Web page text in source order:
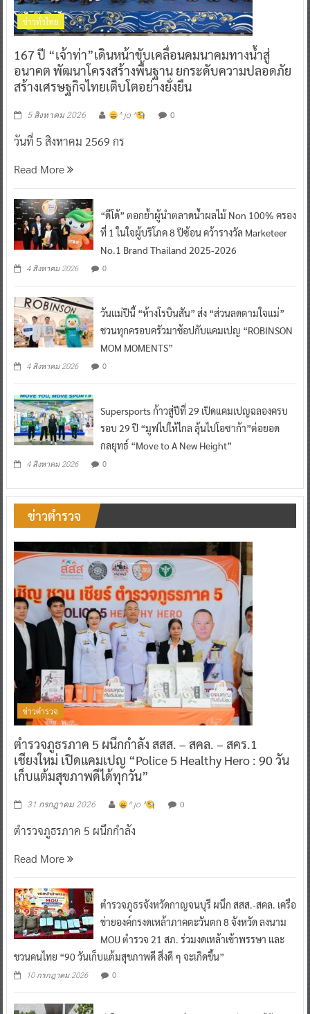
ข่าวทั่วไทย
167 ปี “เจ้าท่า”เดินหน้าขับเคลื่อนคมนาคมทางน้ำสู่
อนาคต พัฒนาโครงสร้างพื้นฐาน ยกระดับความปลอดภัย
สร้างเศรษฐกิจไทยเติบโตอย่างยั่งยืน
5 สิงหาคม 2026 ^ jo ^ 0
วันที่ 5 สิงหาคม 2569 กร
Read More
“ดีโด้” ตอกย้ำผู้นำตลาดน้ำผลไม้ Non 100% ครอง
ที่ 1 ในใจผู้บริโภค 8 ปีซ้อน คว้ารางวัล Marketeer
No.1 Brand Thailand 2025-2026
4 สิงหาคม 2026 0
วันแม่ปีนี้ “ห้างโรบินสัน” ส่ง “ส่วนลดตามใจแม่”
ชวนทุกครอบครัวมาช้อปกับแคมเปญ “ROBINSON
MOM MOMENTS”
4 สิงหาคม 2026 0
Supersports ก้าวสู่ปีที่ 29 เปิดแคมเปญฉลองครบ
รอบ 29 ปี “มูฟไปให้ไกล ลุ้นไปโอซาก้า”ต่อยอด
กลยุทธ์ “Move to A New Height”
4 สิงหาคม 2026 0
ข่าวตำรวจ
ข่าวตำรวจ
ตำรวจภูธรภาค 5 ผนึกกำลัง สสส. – สคล. – สคร.1
เชียงใหม่ เปิดแคมเปญ “Police 5 Healthy Hero : 90 วัน
เก็บแต้มสุขภาพดีได้ทุกวัน”
31 กรกฎาคม 2026 ^ jo ^ 0
ตำรวจภูธรภาค 5 ผนึกกำลัง
Read More
ตำรวจภูธรจังหวัดกาญจนบุรี ผนึก สสส.-สคล. เครือ
ข่ายองค์กรงดเหล้าภาคตะวันตก 8 จังหวัด ลงนาม
MOU ตำรวจ 21 สภ. ร่วมงดเหล้าเข้าพรรษา และ
ชวนคนไทย “90 วันเก็บแต้มสุขภาพดี สิ่งดี ๆ จะเกิดขึ้น”
10 กรกฎาคม 2026 0